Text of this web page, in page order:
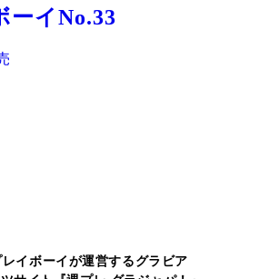
ーイNo.33
イボーイが運営するグラビア